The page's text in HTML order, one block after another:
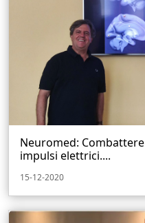
Neuromed:
impulsi elettrici....
15-12-2020